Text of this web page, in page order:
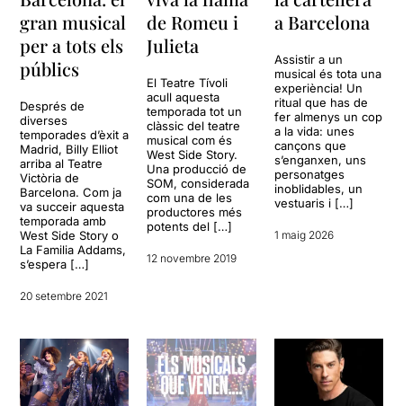
gran musical
per a tots els
públics
Després de
diverses
temporades d’èxit a
Madrid, Billy Elliot
arriba al Teatre
Victòria de
Barcelona. Com ja
va succeir aquesta
temporada amb
West Side Story o
La Familia Addams,
s’espera […]
20 setembre 2021
de Romeu i
Julieta
El Teatre Tívoli
acull aquesta
temporada tot un
clàssic del teatre
musical com és
West Side Story.
Una producció de
SOM, considerada
com una de les
productores més
potents del […]
12 novembre 2019
a Barcelona
Assistir a un
musical és tota una
experiència! Un
ritual que has de
fer almenys un cop
a la vida: unes
cançons que
s’enganxen, uns
personatges
inoblidables, un
vestuaris i […]
1 maig 2026